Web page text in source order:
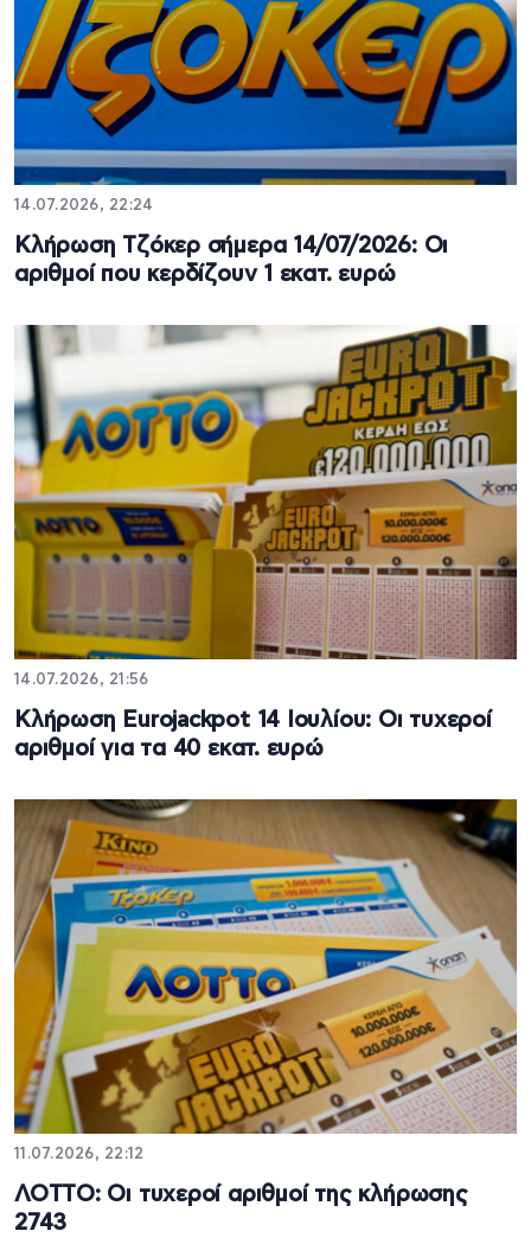
14.07.2026, 22:24
Κλήρωση Τζόκερ σήμερα 14/07/2026: Οι
αριθμοί που κερδίζουν 1 εκατ. ευρώ
14.07.2026, 21:56
Κλήρωση Eurojackpot 14 Ιουλίου: Οι τυχεροί
αριθμοί για τα 40 εκατ. ευρώ
11.07.2026, 22:12
ΛΟΤΤΟ: Οι τυχεροί αριθμοί της κλήρωσης
2743